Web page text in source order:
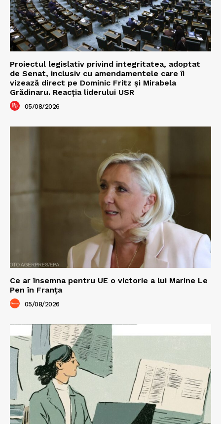
Proiectul legislativ privind integritatea, adoptat
de Senat, inclusiv cu amendamentele care îi
vizează direct pe Dominic Fritz și Mirabela
Grădinaru. Reacția liderului USR
05/08/2026
Ce ar însemna pentru UE o victorie a lui Marine Le
Pen în Franța
05/08/2026